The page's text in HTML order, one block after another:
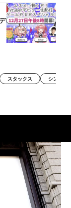
ビュー
スタックス シンボル